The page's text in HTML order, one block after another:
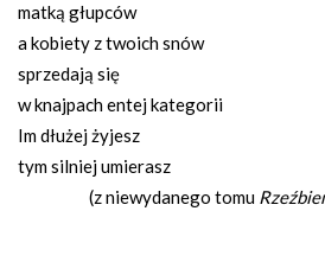
matką głupców
a kobiety z twoich snów
sprzedają się
w knajpach entej kategorii
Im dłużej żyjesz
tym silniej umierasz
(z niewydanego tomu